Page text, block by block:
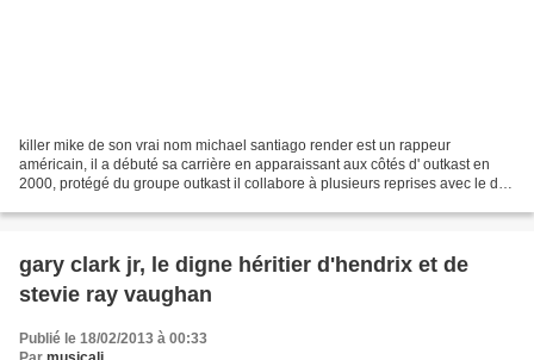
killer mike de son vrai nom michael santiago render est un rappeur
américain, il a débuté sa carrière en apparaissant aux côtés d' outkast en
2000, protégé du groupe outkast il collabore à plusieurs reprises avec le duo
gary clark jr, le digne héritier d'hendrix et de
stevie ray vaughan
Publié le 18/02/2013 à 00:33